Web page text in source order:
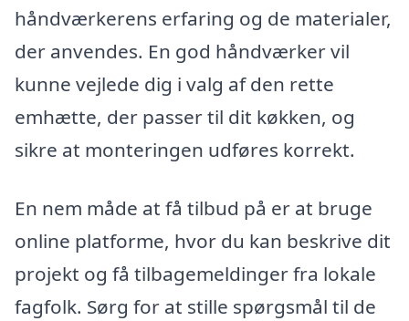
håndværkerens erfaring og de materialer,
der anvendes. En god håndværker vil
kunne vejlede dig i valg af den rette
emhætte, der passer til dit køkken, og
sikre at monteringen udføres korrekt.
En nem måde at få tilbud på er at bruge
online platforme, hvor du kan beskrive dit
projekt og få tilbagemeldinger fra lokale
fagfolk. Sørg for at stille spørgsmål til de